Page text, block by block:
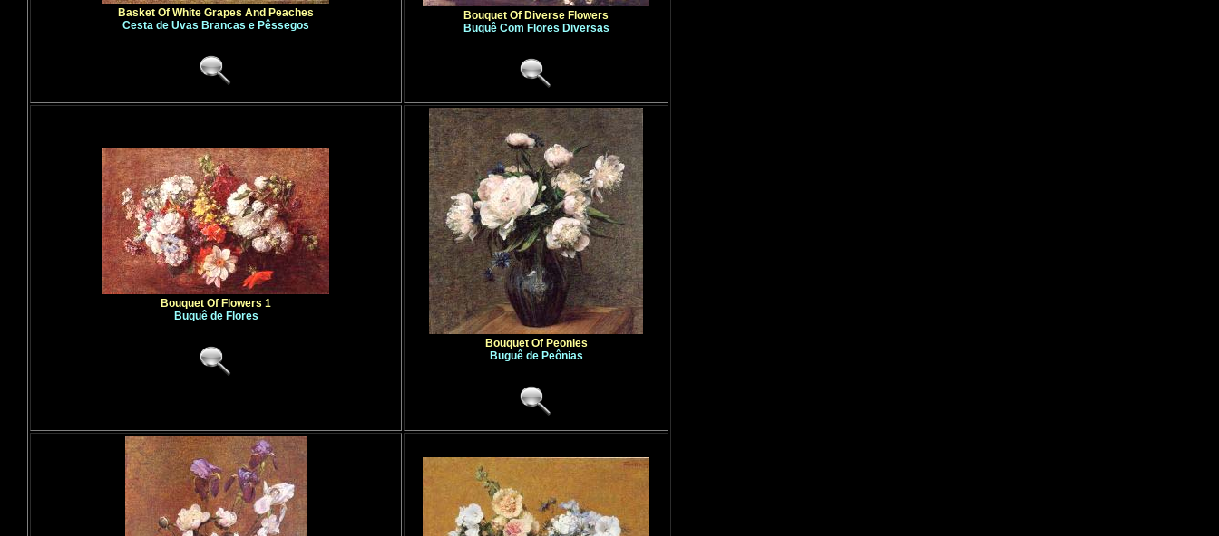
Basket Of White Grapes And Peaches
Cesta de Uvas Brancas e Pêssegos
Bouquet Of Diverse Flowers
Buquê Com Flores Diversas
Bouquet Of Flowers 1
Buquê de Flores
Bouquet Of Peonies
Buguê de Peônias